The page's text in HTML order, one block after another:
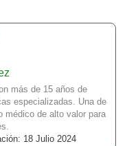
más de 15 años de
especializadas. Una de
médico de alto valor para
18 Julio 2024